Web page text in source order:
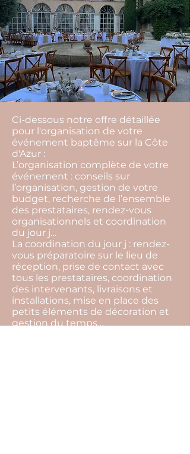
Ci-dessous notre offre détaillée
pour l'organisation de votre
événement baptême sur la Côte
d'Azur :
L’organisation complète de votre
événement : conseils sur
l’organisation, gestion de votre
budget, recherche de l’ensemble
des prestataires, rendez-vous
organisationnels et coordination
du jour j…
La coordination du jour j : rendez-
vous préparatoire sur le lieu de
réception, prise de contact avec
tous les prestataires, coordination
des intervenants, livraisons et
installations, mise en place des
petits éléments de décoration et
gestion du temps…